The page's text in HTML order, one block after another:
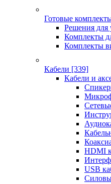
Готовые
Решения для
Комплекты
Комплекты
Кабели [339]
Кабели и
HDMI
USB